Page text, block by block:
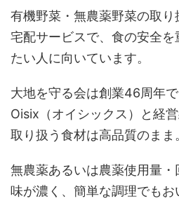
有機野菜・無農薬野菜の取
宅配サービスで、食の安全を
たい人に向いています。
大地を守る会は創業46周年
Oisix（オイシックス）と経営
取り扱う食材は高品質のまま
無農薬あるいは農薬使用量
味が濃く、簡単な調理でもお